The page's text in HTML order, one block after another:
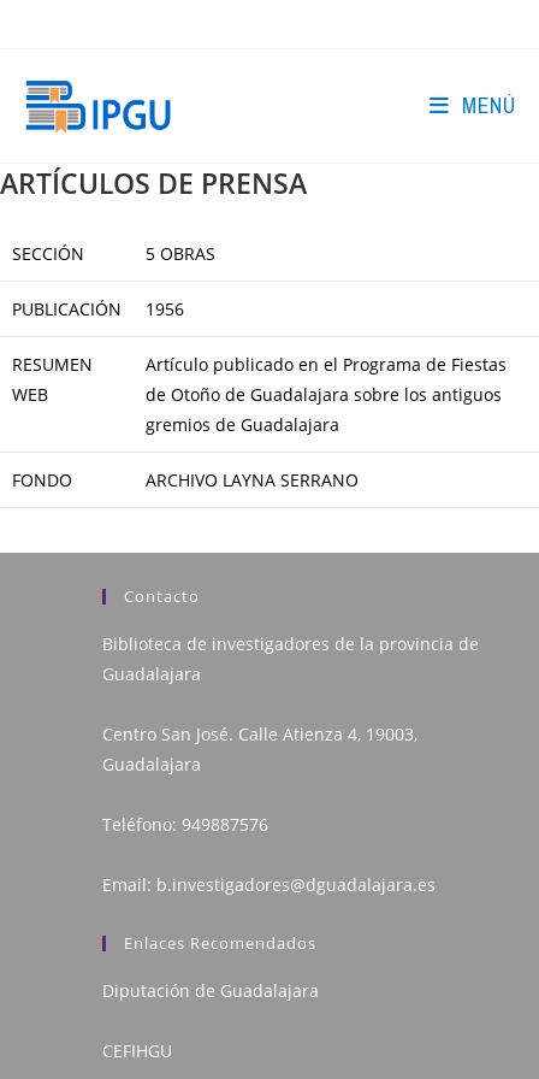
MENÚ
ARTÍCULOS DE PRENSA
SECCIÓN 5 OBRAS
PUBLICACIÓN 1956
RESUMEN
WEB
Artículo publicado en el Programa de Fiestas
de Otoño de Guadalajara sobre los antiguos
gremios de Guadalajara
FONDO ARCHIVO LAYNA SERRANO
Contacto
Biblioteca de investigadores de la provincia de
Guadalajara
Centro San José. Calle Atienza 4, 19003,
Guadalajara
Teléfono: 949887576
Email: b.investigadores@dguadalajara.es
Enlaces Recomendados
Diputación de Guadalajara
CEFIHGU